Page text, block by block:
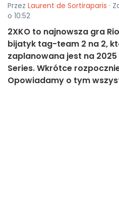
Przez Laurent de Sortiraparis ·
o 10:52
2XKO to najnowsza gra
bijatyk tag-team 2 na 2,
zaplanowana jest na 2025
Series. Wkrótce
Opowiadamy o tym